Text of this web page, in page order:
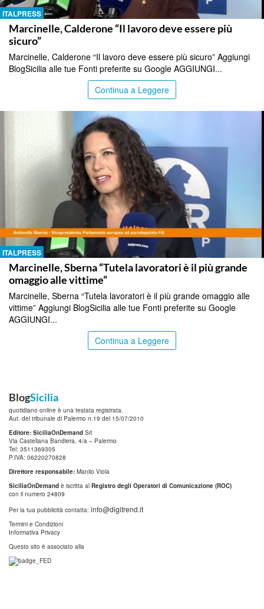
ITALPRESS
Marcinelle, Calderone “Il lavoro deve essere più
sicuro”
Marcinelle, Calderone “Il lavoro deve essere più sicuro” Aggiungi
BlogSicilia alle tue Fonti preferite su Google AGGIUNGI...
Continua a Leggere
ITALPRESS
Marcinelle, Sberna “Tutela lavoratori è il più grande
omaggio alle vittime”
Marcinelle, Sberna “Tutela lavoratori è il più grande omaggio alle
vittime” Aggiungi BlogSicilia alle tue Fonti preferite su Google
AGGIUNGI...
Continua a Leggere
BlogSicilia
quotidiano online è una testata registrata.
Aut. del tribunale di Palermo n.19 del 15/07/2010
Editore: SiciliaOnDemand Srl
Via Castellana Bandiera, 4/a – Palermo
Tel: 3511369305
P.IVA: 06220270828
Direttore responsabile: Manlio Viola
SiciliaOnDemand è iscritta al Registro degli Operatori di Comunicazione (ROC)
con il numero 24809
Per la tua pubblicità contatta: info@digitrend.it
Termini e Condizioni
Informativa Privacy
Questo sito è associato alla